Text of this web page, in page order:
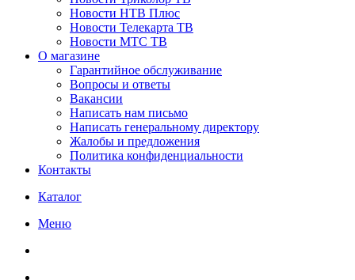
Новости НТВ Плюс
Новости Телекарта ТВ
Новости МТС ТВ
О магазине
Гарантийное обслуживание
Вопросы и ответы
Вакансии
Написать нам письмо
Написать генеральному директору
Жалобы и предложения
Политика конфиденциальности
Контакты
Каталог
Меню